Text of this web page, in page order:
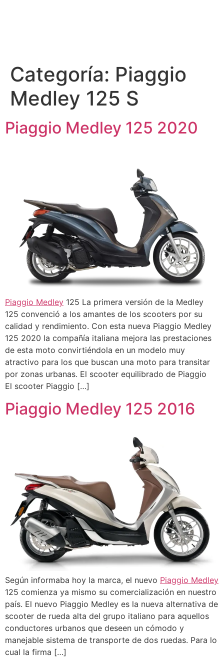
Categoría: Piaggio
Medley 125 S
Piaggio Medley 125 2020
Piaggio Medley 125 La primera versión de la Medley
125 convenció a los amantes de los scooters por su
calidad y rendimiento. Con esta nueva Piaggio Medley
125 2020 la compañía italiana mejora las prestaciones
de esta moto convirtiéndola en un modelo muy
atractivo para los que buscan una moto para transitar
por zonas urbanas. El scooter equilibrado de Piaggio
El scooter Piaggio […]
Piaggio Medley 125 2016
Según informaba hoy la marca, el nuevo Piaggio Medley
125 comienza ya mismo su comercialización en nuestro
país. El nuevo Piaggio Medley es la nueva alternativa de
scooter de rueda alta del grupo italiano para aquellos
conductores urbanos que deseen un cómodo y
manejable sistema de transporte de dos ruedas. Para lo
cual la firma […]